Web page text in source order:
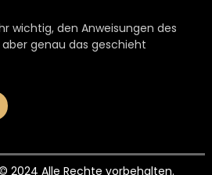
wichtig, den Anweisungen des
genau das geschieht
2024 Alle Rechte vorbehalten.